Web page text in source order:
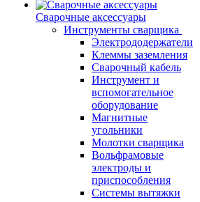
Сварочные аксессуары
Инструменты сварщика
Электрододержатели
Клеммы заземления
Сварочный кабель
Инструмент и
вспомогательное
оборудование
Магнитные
угольники
Молотки сварщика
Вольфрамовые
электроды и
приспособления
Системы вытяжки